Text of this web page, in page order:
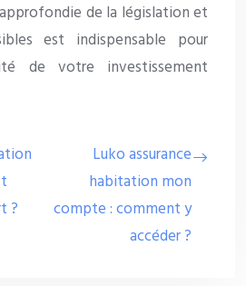
de la législation et
est indispensable pour
de votre investissement
?
Luko assurance
habitation mon
compte : comment y
accéder ?